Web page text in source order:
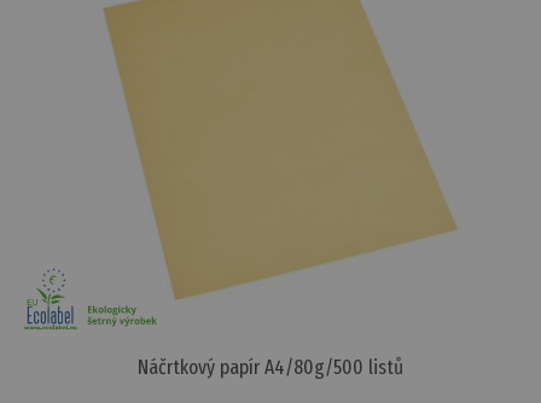
Náčrtkový papír A4/80g/500 listů